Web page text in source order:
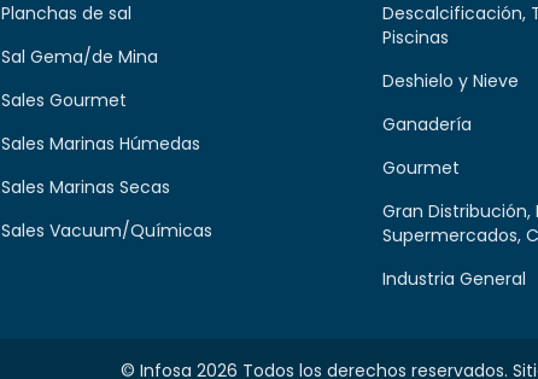
Planchas de sal
Sal Gema/de Mina
Sales Gourmet
Sales Marinas Húmedas
Sales Marinas Secas
Sales Vacuum/Químicas
Descalcificación,
Piscinas
Deshielo y Nieve
Ganadería
Gourmet
Gran
Supermercados,
Industria General
© Infosa 2026 Todos los derechos reservados.